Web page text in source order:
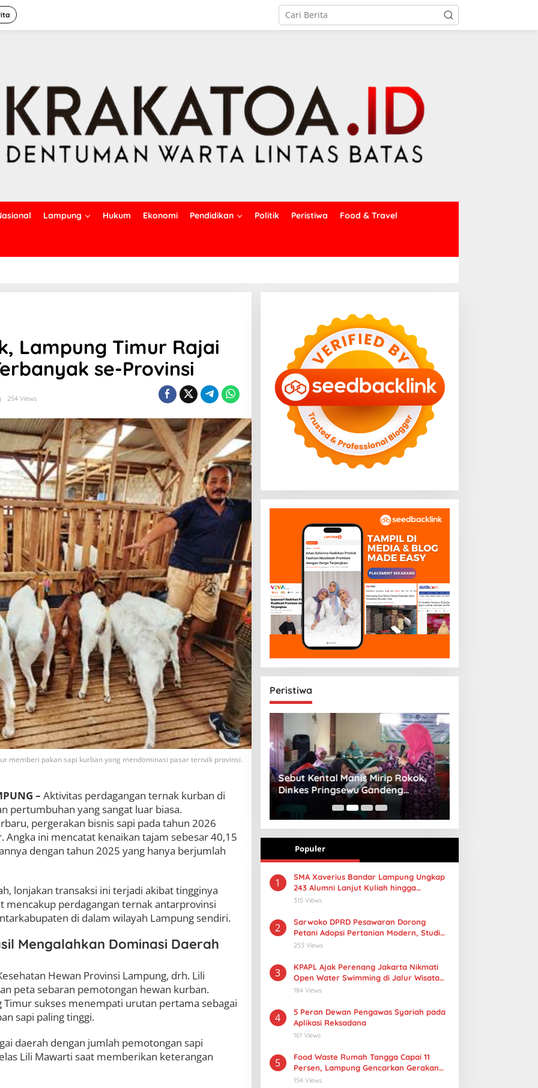
Lampung Hukum Ekonomi Pendidikan Politik Peristiwa Food & Travel
Lampung Timur Rajai
se-Provinsi
254 Views
memberi pakan sapi kurban yang mendominasi pasar ternak provinsi.
– Aktivitas perdagangan ternak kurban di
pertumbuhan yang sangat luar biasa.
pergerakan bisnis sapi pada tahun 2026
ini mencatat kenaikan tajam sebesar 40,15
dengan tahun 2025 yang hanya berjumlah
lonjakan transaksi ini terjadi akibat tingginya
mencakup perdagangan ternak antarprovinsi
di dalam wilayah Lampung sendiri.
Mengalahkan Dominasi Daerah
Hewan Provinsi Lampung, drh. Lili
peta sebaran pemotongan hewan kurban.
Timur sukses menempati urutan pertama sebagai
sapi paling tinggi.
daerah dengan jumlah pemotongan sapi
Lili Mawarti saat memberikan keterangan
Peristiwa
Pengaman Pantai Mandiri Sejati
Penuhi Standar Mutu
Sebut Kental Manis Mirip Rokok,
Dinkes Pringsewu Gandeng
Aisyiyah Desak Regulasi Gizi Anak
Populer
1
SMA Xaverius Bandar Lampung Ungkap
243 Alumni Lanjut Kuliah hingga
Mancanegara
315 Views
2
Sarwoko DPRD Pesawaran Dorong
Petani Adopsi Pertanian Modern, Studi
Tiru PMAAS di Lampung Tengah
253 Views
3
KPAPL Ajak Perenang Jakarta Nikmati
Open Water Swimming di Jalur Wisata
Lampung
184 Views
4
5 Peran Dewan Pengawas Syariah pada
Aplikasi Reksadana
161 Views
5
Food Waste Rumah Tangga Capai 11
Persen, Lampung Gencarkan Gerakan
Selamatan Pangan
154 Views